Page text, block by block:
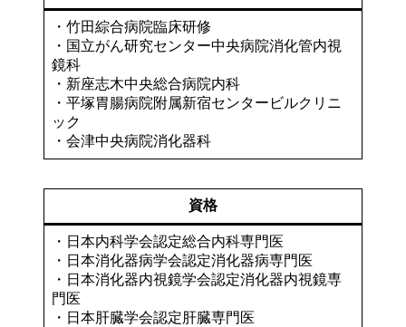
・竹田綜合病院臨床研修
・国立がん研究センター中央病院消化管内視
鏡科
・新座志木中央総合病院内科
・平塚胃腸病院附属新宿センタービルクリニ
ック
・会津中央病院消化器科
資格
・日本内科学会認定総合内科専門医
・日本消化器病学会認定消化器病専門医
・日本消化器内視鏡学会認定消化器内視鏡専
門医
・日本肝臓学会認定肝臓専門医